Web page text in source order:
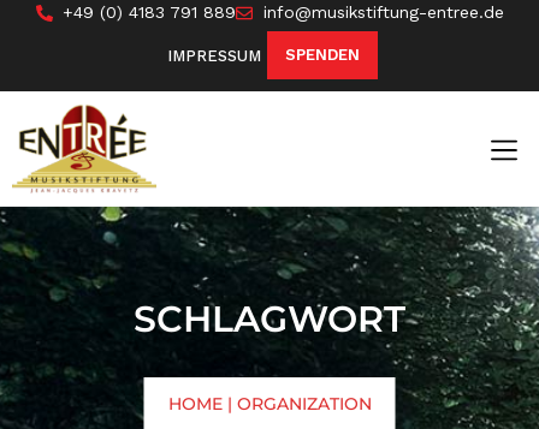
+49 (0) 4183 791 889 info@musikstiftung-entree.de
IMPRESSUM SPENDEN
SCHLAGWORT
HOME| ORGANIZATION